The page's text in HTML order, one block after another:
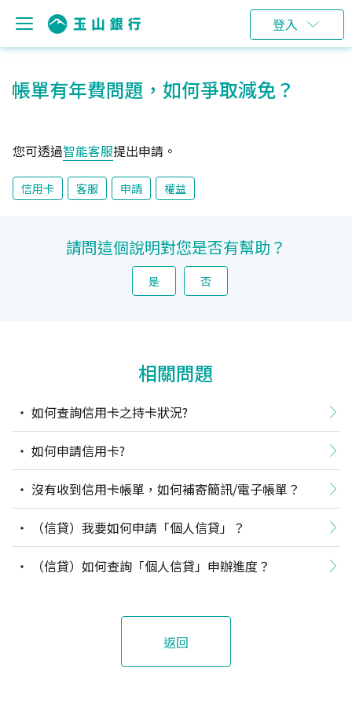
登入
帳單有年費問題，如何爭取減免？
您可透過智能客服提出申請。
信用卡 客服 申請 權益
請問這個說明對您是否有幫助？
是 否
相關問題
如何查詢信用卡之持卡狀況?
如何申請信用卡?
沒有收到信用卡帳單，如何補寄簡訊/電子帳單？
（信貸）我要如何申請「個人信貸」？
（信貸）如何查詢「個人信貸」申辦進度？
返回